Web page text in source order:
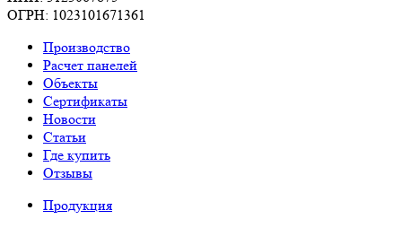
ОГРН: 1023101671361
Производство
Расчет панелей
Объекты
Сертификаты
Новости
Статьи
Где купить
Отзывы
Продукция